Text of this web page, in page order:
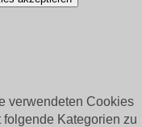
verwendeten Cookies
Kategorien zu